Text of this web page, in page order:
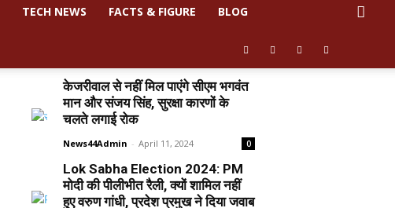
TECH NEWS FACTS & FIGURE BLOG
केजरीवाल से नहीं मिल पाएंगे सीएम भगवंत
मान और संजय सिंह, सुरक्षा कारणों के
चलते लगाई रोक
News44Admin - April 11, 2024 0
Lok Sabha Election 2024: PM
मोदी की पीलीभीत रैली, क्यों शामिल नहीं
हुए वरुण गांधी, प्रदेश प्रमुख ने दिया जवाब